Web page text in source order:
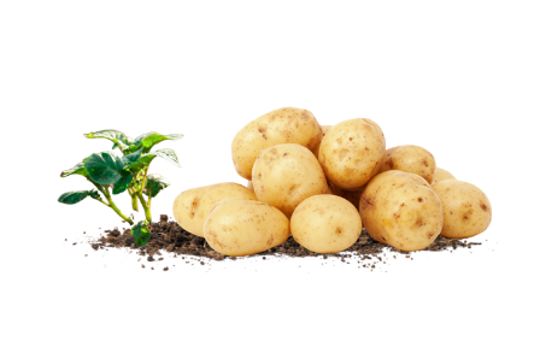
GRADNJA
ŠIROKA POTROŠNJA
ŽIVKO POMETA - OUTLET